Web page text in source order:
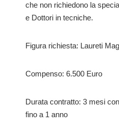
che non richiedono la
e Dottori in tecniche.
Figura richiesta: Laureti
Compenso: 6.500 Euro
Durata contratto: 3 mesi
fino a 1 anno